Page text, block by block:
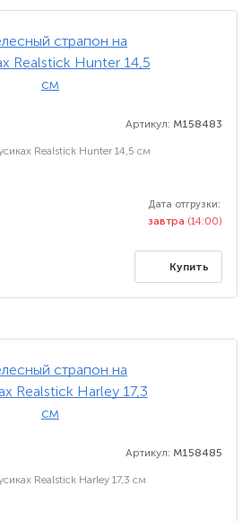
Артикул: M158483
Realstick Hunter 14,5 см
Дата отгрузки:
завтра (14:00)
Купить
Артикул: M158485
Realstick Harley 17,3 см